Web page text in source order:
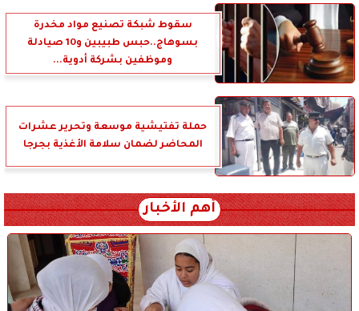
سقوط شبكة تصنيع مواد مخدرة
بسوهاج..حبس طبيبين و10 صيادلة
وموظفين بشركة أدوية...
حملة تفتيشية موسعة وتحرير عشرات
المحاضر لضمان سلامة الأغذية بجرجا
أهم الأخبار